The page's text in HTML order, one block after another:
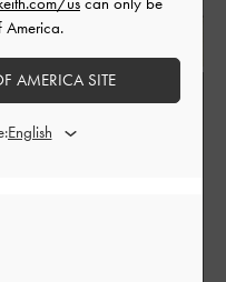
America.
AMERICA SITE